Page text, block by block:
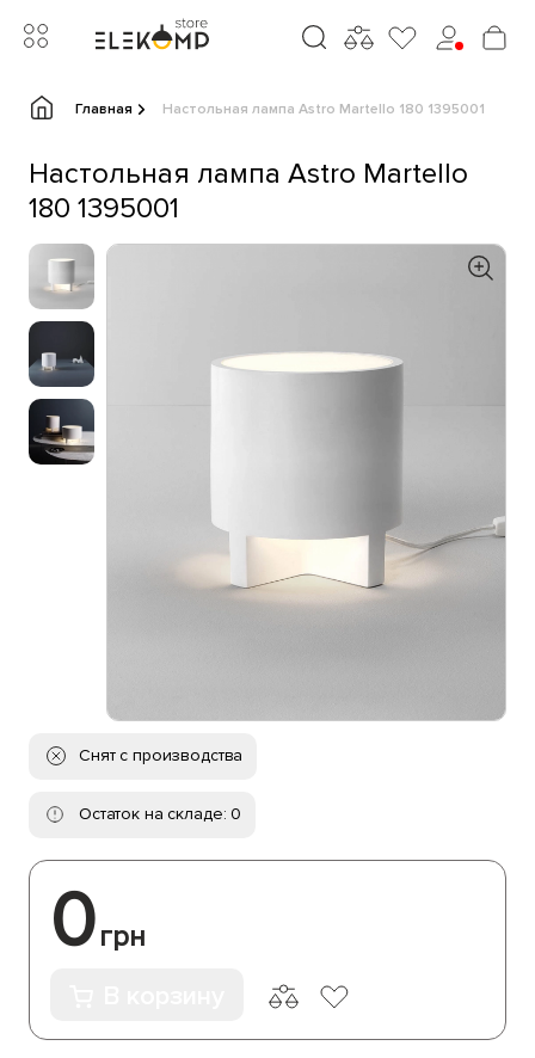
Главная Настольная лампа Astro Martello 180 1395001
Настольная лампа Astro Martello
180 1395001
Снят с производства
Остаток на складе: 0
0грн